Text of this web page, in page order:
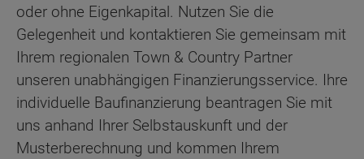
oder ohne Eigenkapital. Nutzen Sie die
Gelegenheit und kontaktieren Sie gemeinsam mit
Ihrem regionalen Town & Country Partner
unseren unabhängigen Finanzierungsservice. Ihre
individuelle Baufinanzierung beantragen Sie mit
uns anhand Ihrer Selbstauskunft und der
Musterberechnung und kommen Ihrem